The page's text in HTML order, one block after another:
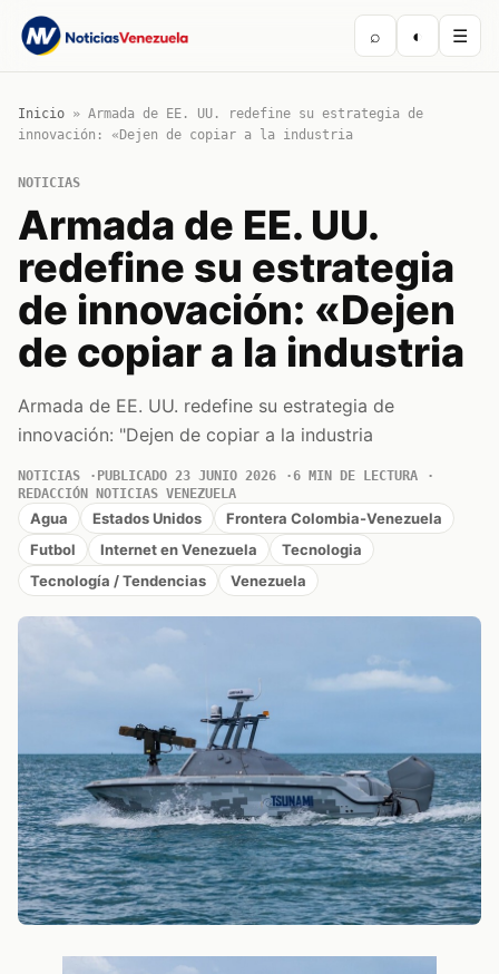
⌕ ◐ ☰
Inicio » Armada de EE. UU. redefine su estrategia de
innovación: «Dejen de copiar a la industria
NOTICIAS
Armada de EE. UU.
redefine su estrategia
de innovación: «Dejen
de copiar a la industria
Armada de EE. UU. redefine su estrategia de
innovación: "Dejen de copiar a la industria
NOTICIAS PUBLICADO 23 JUNIO 2026
6 MIN DE LECTURA
REDACCIÓN NOTICIAS VENEZUELA
Agua Estados Unidos
Frontera Colombia-Venezuela
Futbol
Internet en Venezuela
Tecnologia
Tecnología / Tendencias
Venezuela